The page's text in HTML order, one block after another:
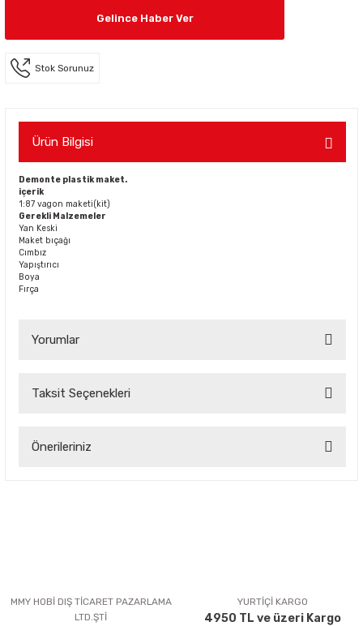
Gelince Haber Ver
Stok Sorunuz
Ürün Bilgisi
Demonte plastik maket.
içerik
1:87 vagon maketi(kit)
Gerekli Malzemeler
Yan Keski
Maket bıçağı
Cımbız
Yapıştırıcı
Boya
Fırça
Yorumlar
Taksit Seçenekleri
Önerileriniz
Ürün açıklamasında eksik bilgiler bulunuyor.
Ürün bilgilerinde hatalar bulunuyor.
MMY HOBİ DIŞ TİCARET PAZARLAMA
LTD.ŞTİ
YURTİÇİ KARGO
4950 TL ve üzeri Kargo